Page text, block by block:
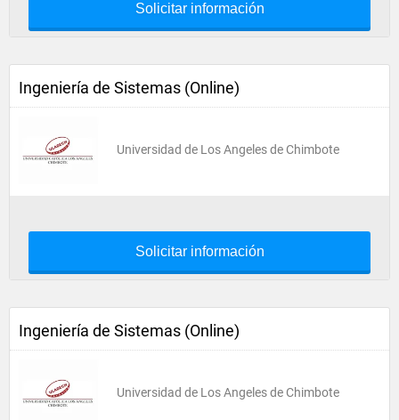
Solicitar información
Ingeniería de Sistemas (Online)
Universidad de Los Angeles de Chimbote
Solicitar información
Ingeniería de Sistemas (Online)
Universidad de Los Angeles de Chimbote